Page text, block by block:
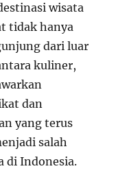
wisata
tidak hanya
dari luar
kuliner,
dan
yang terus
salah
di Indonesia.